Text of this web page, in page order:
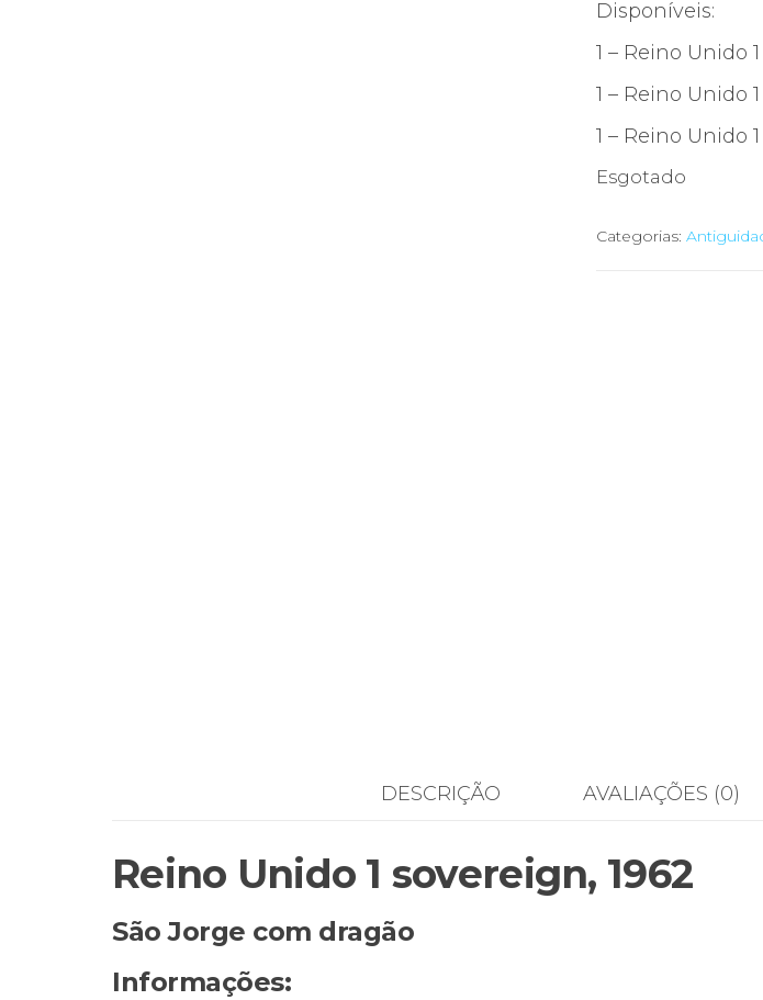
Disponíveis:
1 – Reino Unido
1 – Reino Unido
1 – Reino Unido
Esgotado
Categorias:
DESCRIÇÃO AVALIAÇÕES (0)
Reino Unido 1 sovereign, 1962
São Jorge com dragão
Informações: